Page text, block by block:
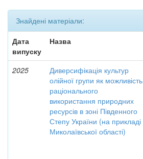
Знайдені матеріали:
Дата
випуску
Назва
2025
Диверсифікація культур
олійної групи як можливість
раціонального
використання природних
ресурсів в зоні Південного
Степу України (на прикладі
Миколаївської області)